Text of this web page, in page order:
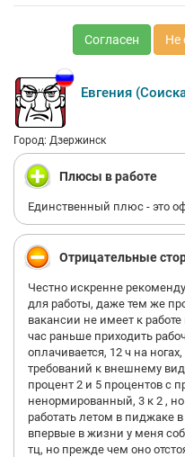
Согласен Не
Евгения
Город: Дзержинск
Плюсы в работе
Единственный плюс - это
Отрицательные
Честно искренне
для работы, даже тем же
вакансии не имеет к
час раньше приходить
оплачивается, 12 ч на
требований к внешнему
процент 2 и 5 процентов с
ненормированный, 3 к 2 , но
работать летом в пиджаке
впервые в жизни у меня
тц, но прежде чем оно